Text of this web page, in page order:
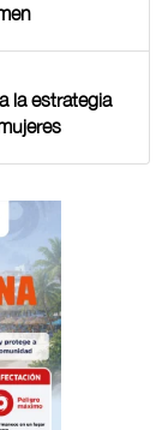
la estrategia